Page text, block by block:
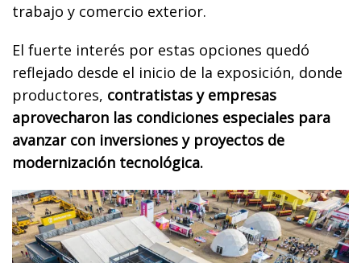
trabajo y comercio exterior.
El fuerte interés por estas opciones quedó
reflejado desde el inicio de la exposición, donde
productores, contratistas y empresas
aprovecharon las condiciones especiales para
avanzar con inversiones y proyectos de
modernización tecnológica.